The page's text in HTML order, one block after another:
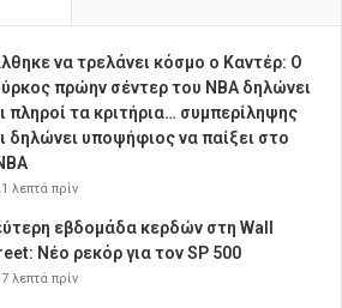
να τρελάνει κόσμο ο Καντέρ: Ο
πρώην σέντερ του NBA δηλώνει
πληροί τα κριτήρια… συμπερίληψης
δηλώνει υποψήφιος να παίξει στο
λεπτά πρίν
εβδομάδα κερδών στη Wall
Νέο ρεκόρ για τον SP 500
λεπτά πρίν